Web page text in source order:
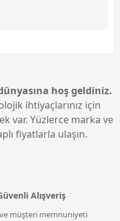
hoş geldiniz.
ihtiyaçlarınız için
var. Yüzlerce marka ve
fiyatlarla ulaşın.
Alışveriş
müşteri memnuniyeti